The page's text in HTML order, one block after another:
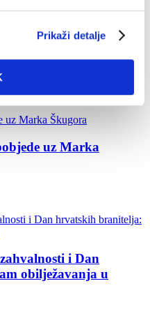
Prikaži detalje
uz Marka
i Dan
obilježavanja u